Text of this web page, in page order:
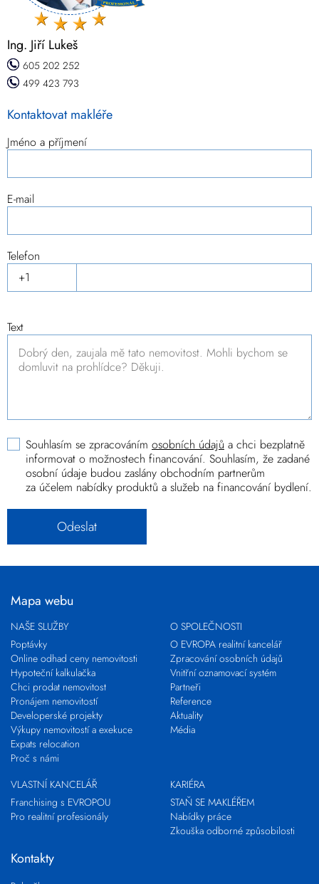
Ing. Jiří Lukeš
605 202 252
499 423 793
Kontaktovat makléře
Jméno a příjmení
E-mail
Telefon
Text
Souhlasím se zpracováním osobních údajů a chci bezplatně
informovat o možnostech financování. Souhlasím, že zadané
osobní údaje budou zaslány obchodním partnerům
za účelem nabídky produktů a služeb na financování bydlení.
Mapa webu
NAŠE SLUŽBY
Poptávky
Online odhad ceny nemovitosti
Hypoteční kalkulačka
Chci prodat nemovitost
Pronájem nemovitostí
Developerské projekty
Výkupy nemovitostí a exekuce
Expats relocation
Proč s námi
O SPOLEČNOSTI
O EVROPA realitní kancelář
Zpracování osobních údajů
Vnitřní oznamovací systém
Partneři
Reference
Aktuality
Média
VLASTNÍ KANCELÁŘ
Franchising s EVROPOU
Pro realitní profesionály
KARIÉRA
STAŇ SE MAKLÉŘEM
Nabídky práce
Zkouška odborné způsobilosti
Kontakty